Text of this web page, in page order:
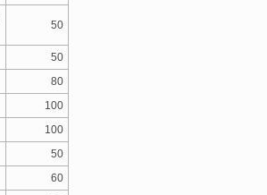
50
50
80
100
100
50
60